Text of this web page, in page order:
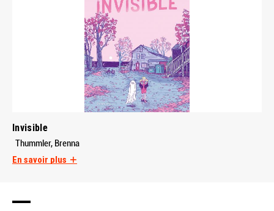
Invisible
Thummler, Brenna
En savoir plus